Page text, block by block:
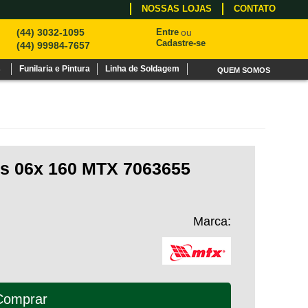
NOSSAS LOJAS CONTATO
(44) 3032-1095
(44) 99984-7657
Entre ou
Cadastre-se
Funilaria e Pintura Linha de Soldagem QUEM SOMOS
06x 160 MTX 7063655
Marca: